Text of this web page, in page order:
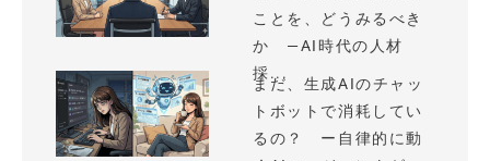
ことを、どうみるべき
か —AI時代の人材
採...
まだ、生成AIのチャッ
トボットで消耗してい
るの？ ー自律的に動